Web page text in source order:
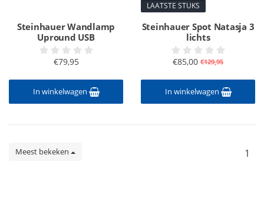
Steinhauer Wandlamp
Upround USB
€79,95
In winkelwagen
LAATSTE STUKS
Steinhauer Spot Natasja 3
lichts
€85,00 €129,95
In winkelwagen
Meest bekeken 1